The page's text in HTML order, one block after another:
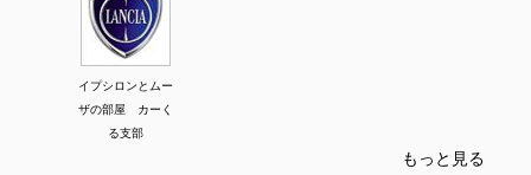
イプシロンとムー
ザの部屋 カーく
る支部
もっと見る